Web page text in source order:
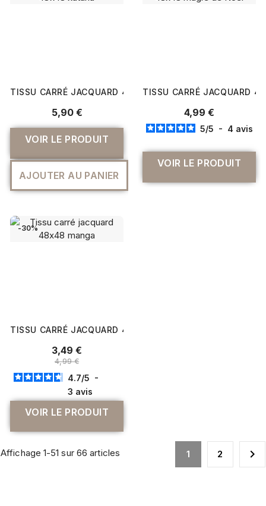
TISSU CARRÉ JACQUARD 48X48 KATANA
5,90 €
VOIR LE PRODUIT
AJOUTER AU PANIER
TISSU CARRÉ JACQUARD
4,99 €
5/5 4 avis
VOIR LE PRODUIT
-30%
TISSU CARRÉ JACQUARD 48X48 MANGA
3,49 €
4,99 €
4.7/5
3avis
VOIR LE PRODUIT
Affichage 1-51 sur 66 articles 1 2 